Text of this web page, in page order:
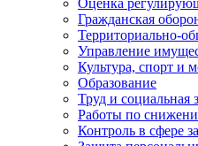
Оценка
Гражданская
Территориально-
Управление
Культура, спорт и
Образование
Труд и социальная
Работы по
Контроль в сфере